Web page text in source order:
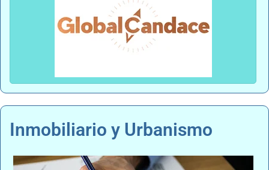
Inmobiliario y Urbanismo